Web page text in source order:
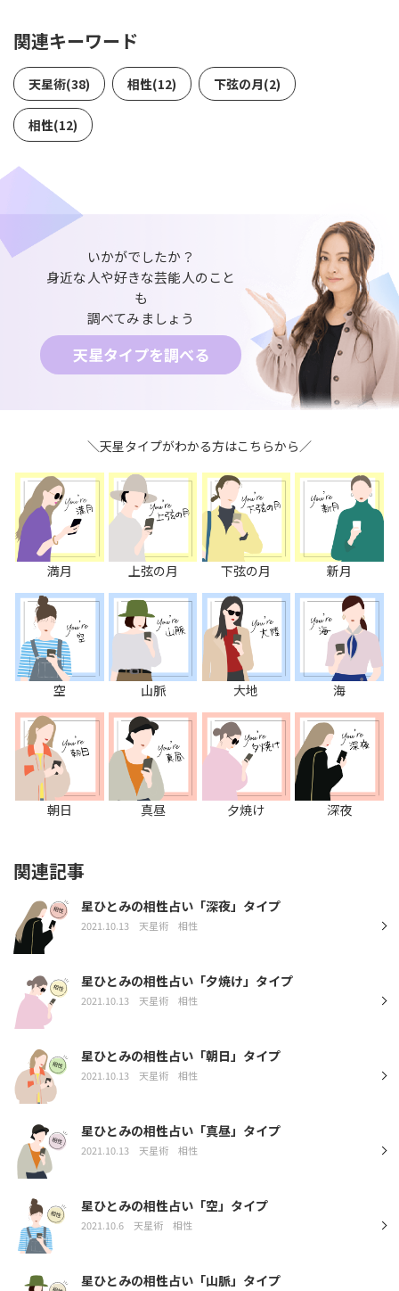
関連キーワード
天星術(38) 相性(12) 下弦の月(2)
相性(12)
いかがでしたか？
身近な人や好きな芸能人のこと
も
調べてみましょう
天星タイプを調べる
＼天星タイプがわかる方はこちらから／
満月 上弦の月 下弦の月 新月
空 山脈 大地 海
朝日 真昼 夕焼け 深夜
関連記事
星ひとみの相性占い「深夜」タイプ
2021.10.13 天星術 相性
星ひとみの相性占い「夕焼け」タイプ
2021.10.13 天星術 相性
星ひとみの相性占い「朝日」タイプ
2021.10.13 天星術 相性
星ひとみの相性占い「真昼」タイプ
2021.10.13 天星術 相性
星ひとみの相性占い「空」タイプ
2021.10.6 天星術 相性
星ひとみの相性占い「山脈」タイプ